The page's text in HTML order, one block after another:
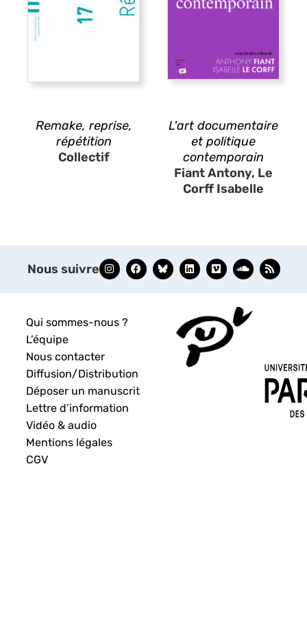
Remake, reprise,
répétition
Collectif
L'art documentaire
et politique
contemporain
Fiant Antony, Le
Corff Isabelle
Nous suivre
Qui sommes-nous ?
L’équipe
Nous contacter
Diffusion/Distribution
Déposer un manuscrit
Lettre d’information
Vidéo & audio
Mentions légales
CGV